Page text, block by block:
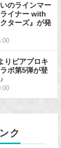
のラインマー
イナー with
ターズ』が発
りピアプロキ
ボ第5弾が登
ク